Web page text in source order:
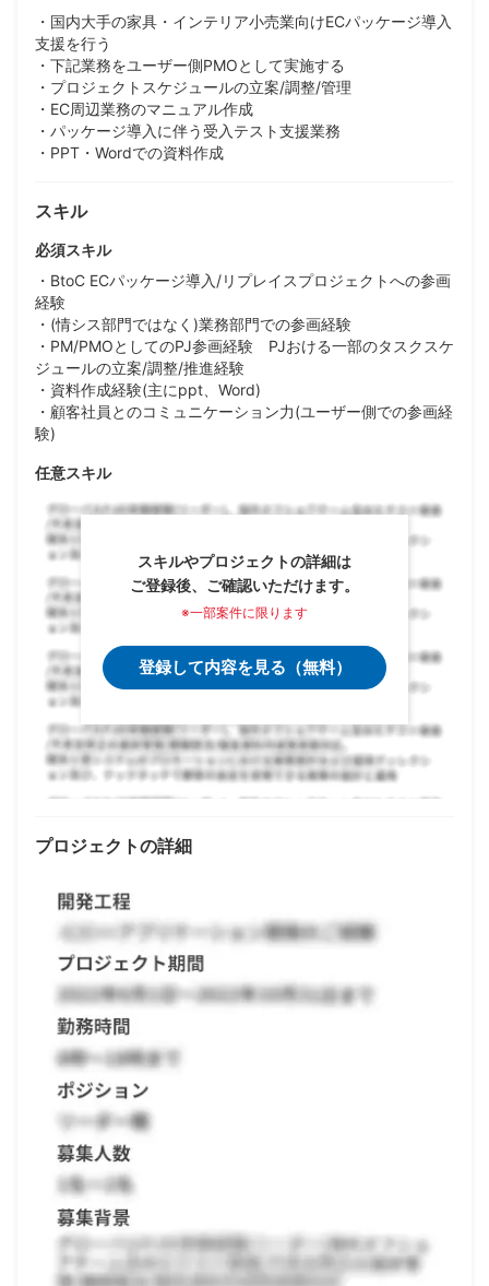
・国内大手の家具・インテリア小売業向けECパッケージ導入
支援を行う
・下記業務をユーザー側PMOとして実施する
・プロジェクトスケジュールの立案/調整/管理
・EC周辺業務のマニュアル作成
・パッケージ導入に伴う受入テスト支援業務
・PPT・Wordでの資料作成
スキル
必須スキル
・BtoC ECパッケージ導入/リプレイスプロジェクトへの参画
経験
・(情シス部門ではなく)業務部門での参画経験
・PM/PMOとしてのPJ参画経験 PJおける一部のタスクスケ
ジュールの立案/調整/推進経験
・資料作成経験(主にppt、Word)
・顧客社員とのコミュニケーション力(ユーザー側での参画経
験)
任意スキル
スキルやプロジェクトの詳細は
ご登録後、ご確認いただけます。
※一部案件に限ります
登録して内容を見る（無料）
プロジェクトの詳細